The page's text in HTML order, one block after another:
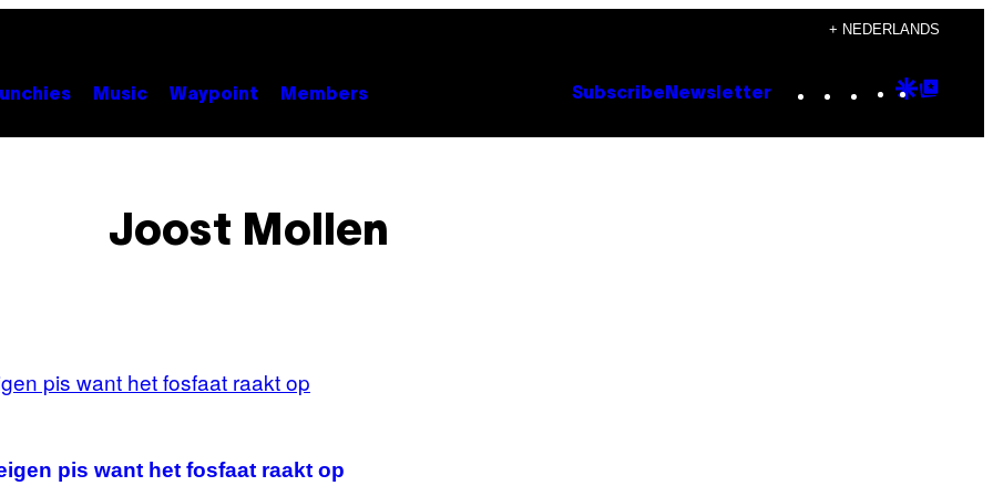
+ NEDERLANDS
Music Waypoint Members Subscribe Newsletter Instagram
TikTok
YouTube
Google
Joost Mollen
pis want het fosfaat raakt op